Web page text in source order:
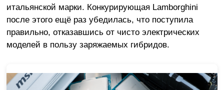
итальянской марки. Конкурирующая Lamborghini
после этого ещё раз убедилась, что поступила
правильно, отказавшись от чисто электрических
моделей в пользу заряжаемых гибридов.